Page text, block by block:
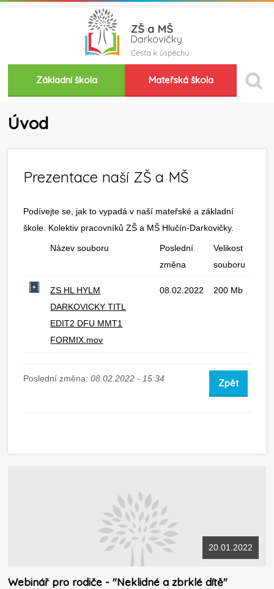
Základní škola Mateřská škola
Úvod
Prezentace naší ZŠ a MŠ
Podívejte se, jak to vypadá v naší mateřské a základní
škole. Kolektiv pracovníků ZŠ a MŠ Hlučín-Darkovičky.
Název souboru
Poslední
změna
Velikost
souboru
ZS HL HYLM
DARKOVICKY TITL
EDIT2 DFU MMT1
FORMIX.mov
08.02.2022 200 Mb
Poslední změna:08.02.2022 - 15:34 Zpět
20.01.2022
Webinář pro rodiče - "Neklidné a zbrklé dítě"